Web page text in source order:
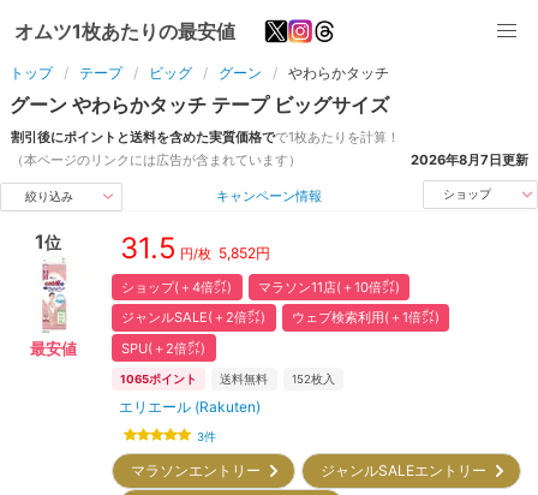
オムツ1枚あたりの最安値
トップ テープ ビッグ グーン やわらかタッチ
グーン やわらかタッチ テープ ビッグサイズ
割引後にポイントと送料を含めた実質価格でで1枚あたりを計算！
（本ページのリンクには広告が含まれています）
2026年8月7日更新
絞り込み キャンペーン情報 ショップ
1位
最安値
31.5 円/枚 5,852円
ショップ(＋4倍㌽)
マラソン11店(＋10倍㌽)
ジャンルSALE(＋2倍㌽)
ウェブ検索利用(＋1倍㌽)
SPU(＋2倍㌽)
1065ポイント 送料無料 152枚入
エリエール (Rakuten)
3件
マラソンエントリー
ジャンルSALEエントリー